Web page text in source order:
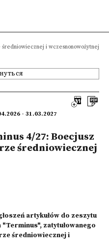
i wczesnonowożytnej
- 31.03.2027
4/27: Boecjusz
średniowiecznej
artykułów do zeszytu
zatytułowanego
średniowiecznej i